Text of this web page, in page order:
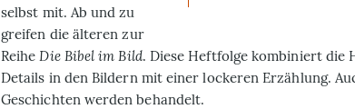
selbst mit. Ab und zu
greifen die älteren zur
ReiheDie Bibel im Bild. Diese Heftfolge kombiniert die
Details in den Bildern mit einer lockeren Erzählung.
Geschichten werden behandelt.